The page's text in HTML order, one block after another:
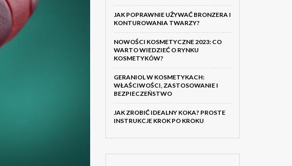
JAK POPRAWNIE UŻYWAĆ BRONZERA I
KONTUROWANIA TWARZY?
NOWOŚCI KOSMETYCZNE 2023: CO
WARTO WIEDZIEĆ O RYNKU
KOSMETYKÓW?
GERANIOL W KOSMETYKACH:
WŁAŚCIWOŚCI, ZASTOSOWANIE I
BEZPIECZEŃSTWO
JAK ZROBIĆ IDEALNY KOKA? PROSTE
INSTRUKCJE KROK PO KROKU